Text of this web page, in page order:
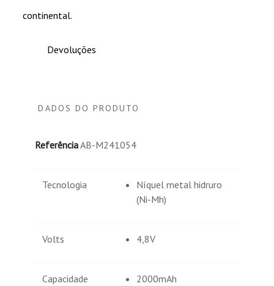
continental.
Devoluções
DADOS DO PRODUTO
ReferênciaAB-M241054
Tecnologia
Níquel metal hidruro
(Ni-Mh)
Volts 4,8V
Capacidade
2000mAh